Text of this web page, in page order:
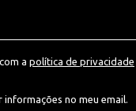
a política de privacidade
no meu email.